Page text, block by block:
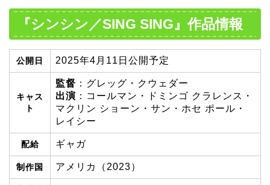
『シンシン／SING SING』作品情報
公開日 2025年4月11日公開予定
キャス
ト
監督 ：グレッグ・クウェダー
出演 ：コールマン・ドミンゴ クラレンス・
マクリン ショーン・サン・ホセ ポール・
レイシー
配給 ギャガ
制作国 アメリカ（2023）